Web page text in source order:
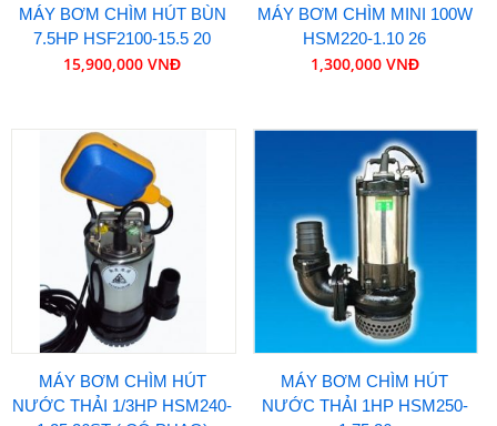
MÁY BƠM CHÌM HÚT BÙN
7.5HP HSF2100-15.5 20
15,900,000 VNĐ
MÁY BƠM CHÌM MINI 100W
HSM220-1.10 26
1,300,000 VNĐ
MÁY BƠM CHÌM HÚT
NƯỚC THẢI 1/3HP HSM240-
MÁY BƠM CHÌM HÚT
NƯỚC THẢI 1HP HSM250-